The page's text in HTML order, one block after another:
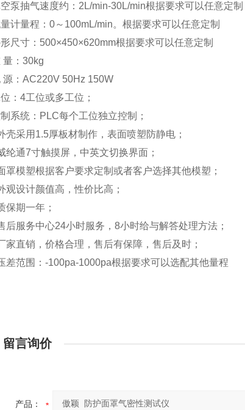
空泵抽气速度约 ： 2L/min-30L/min根据要求可以任意定制
量计量程：0～ 100mL/min。根据要求可以任意定制
形尺寸 ： 500×450×620mm根据要求可以任意定制
量 ：30kg
源 ：AC220V 50Hz 150W
：4工位或多工位 ；
系统： PLC每个工位独立控制
；
壳采用 1.5厚板材制作，表面喷塑防静电；
纶通7寸触摸屏，中英文切换界面；
罩模塑根据客户要求定制或者客户选择其他模塑；
观设计颜值高，性价比高；
保期一年；
后服务中心24小时服务，8小时给与解答处理方法；
家直销，价格合理，售后有保障，售后及时；
差范围：-100pa-1000pa根据要求可以选配其他量程
留言询价
产品：